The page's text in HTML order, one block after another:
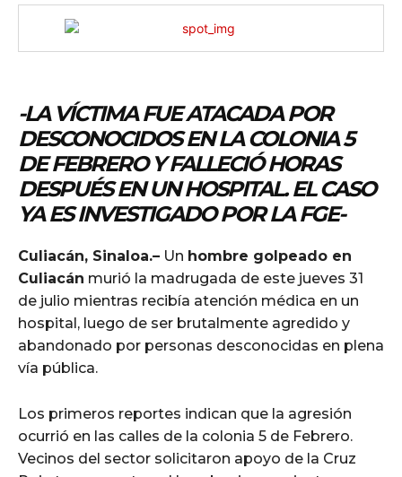
-LA VÍCTIMA FUE ATACADA POR
DESCONOCIDOS EN LA COLONIA 5
DE FEBRERO Y FALLECIÓ HORAS
DESPUÉS EN UN HOSPITAL. EL CASO
YA ES INVESTIGADO POR LA FGE-
Culiacán, Sinaloa.– Un hombre golpeado en
Culiacán murió la madrugada de este jueves 31
de julio mientras recibía atención médica en un
hospital, luego de ser brutalmente agredido y
abandonado por personas desconocidas en plena
vía pública.
Los primeros reportes indican que la agresión
ocurrió en las calles de la colonia 5 de Febrero.
Vecinos del sector solicitaron apoyo de la Cruz